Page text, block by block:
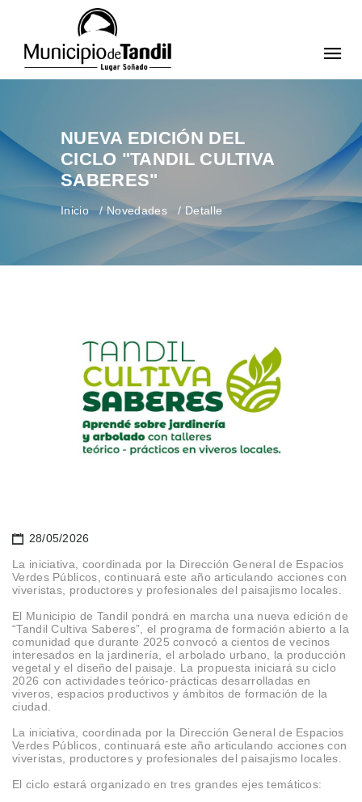
NUEVA EDICIÓN DEL
CICLO "TANDIL CULTIVA
SABERES"
Inicio Novedades Detalle
28/05/2026
La iniciativa, coordinada por la Dirección General de Espacios
Verdes Públicos, continuará este año articulando acciones con
viveristas, productores y profesionales del paisajismo locales.
El Municipio de Tandil pondrá en marcha una nueva edición de
“Tandil Cultiva Saberes”, el programa de formación abierto a la
comunidad que durante 2025 convocó a cientos de vecinos
interesados en la jardinería, el arbolado urbano, la producción
vegetal y el diseño del paisaje. La propuesta iniciará su ciclo
2026 con actividades teórico-prácticas desarrolladas en
viveros, espacios productivos y ámbitos de formación de la
ciudad.
La iniciativa, coordinada por la Dirección General de Espacios
Verdes Públicos, continuará este año articulando acciones con
viveristas, productores y profesionales del paisajismo locales.
El ciclo estará organizado en tres grandes ejes temáticos: